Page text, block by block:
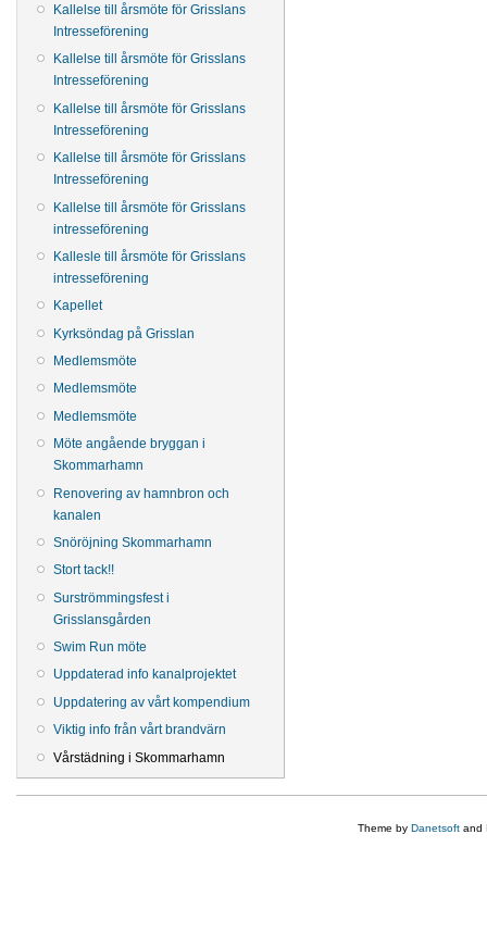
Kallelse till årsmöte för Grisslans
Intresseförening
Kallelse till årsmöte för Grisslans
Intresseförening
Kallelse till årsmöte för Grisslans
Intresseförening
Kallelse till årsmöte för Grisslans
Intresseförening
Kallelse till årsmöte för Grisslans
intresseförening
Kallesle till årsmöte för Grisslans
intresseförening
Kapellet
Kyrksöndag på Grisslan
Medlemsmöte
Medlemsmöte
Medlemsmöte
Möte angående bryggan i
Skommarhamn
Renovering av hamnbron och
kanalen
Snöröjning Skommarhamn
Stort tack!!
Surströmmingsfest i
Grisslansgården
Swim Run möte
Uppdaterad info kanalprojektet
Uppdatering av vårt kompendium
Viktig info från vårt brandvärn
Vårstädning i Skommarhamn
Theme by Danetsoft and